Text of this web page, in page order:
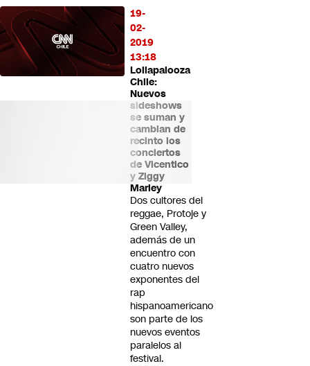
19-
02-
2019
13:18
Lollapalooza
Chile:
Nuevos
sideshows
se suman y
cambian de
recinto los
conciertos
de Vicentico
y Ziggy
Marley
Dos cultores del
reggae, Protoje y
Green Valley,
además de un
encuentro con
cuatro nuevos
exponentes del
rap
hispanoamericano
son parte de los
nuevos eventos
paralelos al
festival.